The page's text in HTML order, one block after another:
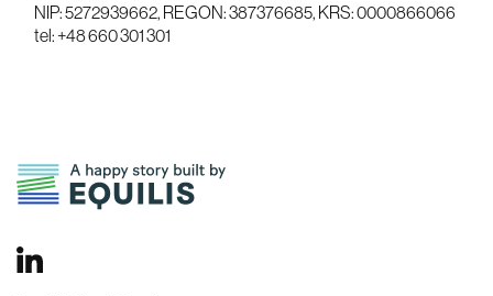
NIP: 5272939662, REGON: 387376685, KRS: 0000866066
tel: +48 660 301 301